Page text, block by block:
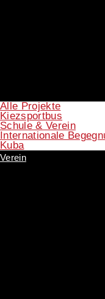
Alle Projekte
Kiezsportbus
Schule & Verein
Internationale
Kuba
Verein